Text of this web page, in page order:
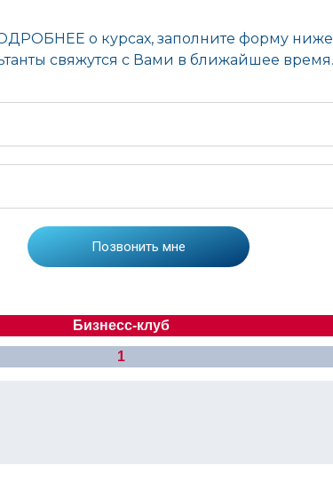
Бизнесс-клуб
1